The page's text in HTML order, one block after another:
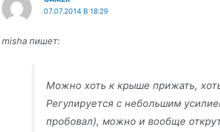
07.07.2014 В 18:29
misha пишет:
Можно хоть к крыше прижать,
Регулируется с небольшим
пробовал), можно и вообще